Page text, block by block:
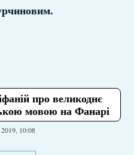
про великоднє
мовою на Фанарі
10:08